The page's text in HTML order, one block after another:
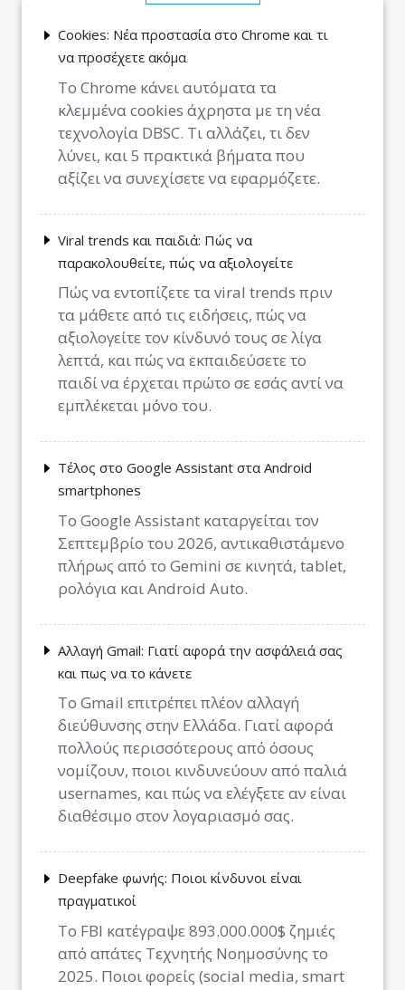
Cookies: Νέα προστασία στο Chrome και τι
να προσέχετε ακόμα
Το Chrome κάνει αυτόματα τα
κλεμμένα cookies άχρηστα με τη νέα
τεχνολογία DBSC. Τι αλλάζει, τι δεν
λύνει, και 5 πρακτικά βήματα που
αξίζει να συνεχίσετε να εφαρμόζετε.
Viral trends και παιδιά: Πώς να
παρακολουθείτε, πώς να αξιολογείτε
Πώς να εντοπίζετε τα viral trends πριν
τα μάθετε από τις ειδήσεις, πώς να
αξιολογείτε τον κίνδυνό τους σε λίγα
λεπτά, και πώς να εκπαιδεύσετε το
παιδί να έρχεται πρώτο σε εσάς αντί να
εμπλέκεται μόνο του.
Τέλος στο Google Assistant στα Android
smartphones
Το Google Assistant καταργείται τον
Σεπτεμβρίο του 2026, αντικαθιστάμενο
πλήρως από το Gemini σε κινητά, tablet,
ρολόγια και Android Auto.
Αλλαγή Gmail: Γιατί αφορά την ασφάλειά σας
και πως να το κάνετε
Το Gmail επιτρέπει πλέον αλλαγή
διεύθυνσης στην Ελλάδα. Γιατί αφορά
πολλούς περισσότερους από όσους
νομίζουν, ποιοι κινδυνεύουν από παλιά
usernames, και πώς να ελέγξετε αν είναι
διαθέσιμο στον λογαριασμό σας.
Deepfake φωνής: Ποιοι κίνδυνοι είναι
πραγματικοί
Το FBI κατέγραψε 893.000.000$ ζημιές
από απάτες Τεχνητής Νοημοσύνης το
2025. Ποιοι φορείς (social media, smart